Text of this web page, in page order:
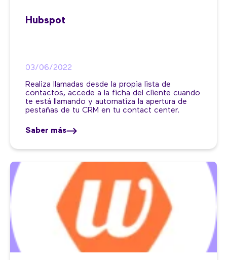
Hubspot
03/06/2022
Realiza llamadas desde la propia lista de
contactos, accede a la ficha del cliente cuando
te está llamando y automatiza la apertura de
pestañas de tu CRM en tu contact center.
Saber más